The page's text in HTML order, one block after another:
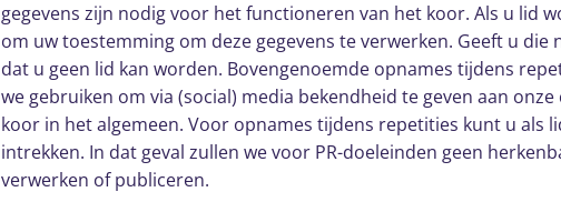
gegevens zijn nodig voor het functioneren van het koor. Als u lid
om uw toestemming om deze gegevens te verwerken. Geeft u die
dat u geen lid kan worden. Bovengenoemde opnames tijdens
we gebruiken om via (social) media bekendheid te geven aan
koor in het algemeen. Voor opnames tijdens repetities kunt u als
intrekken. In dat geval zullen we voor PR-doeleinden geen
verwerken of publiceren.